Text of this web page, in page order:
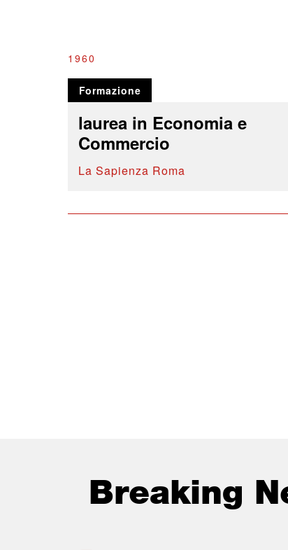
1960
Formazione
laurea in Economia e
Commercio
La Sapienza Roma
Breaking